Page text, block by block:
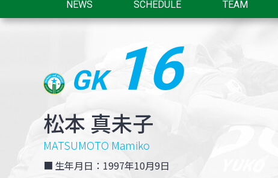
NEWS SCHEDULE TEAM
GK 16
松本 真未子
MATSUMOTO Mamiko
生年月日：1997年10月9日